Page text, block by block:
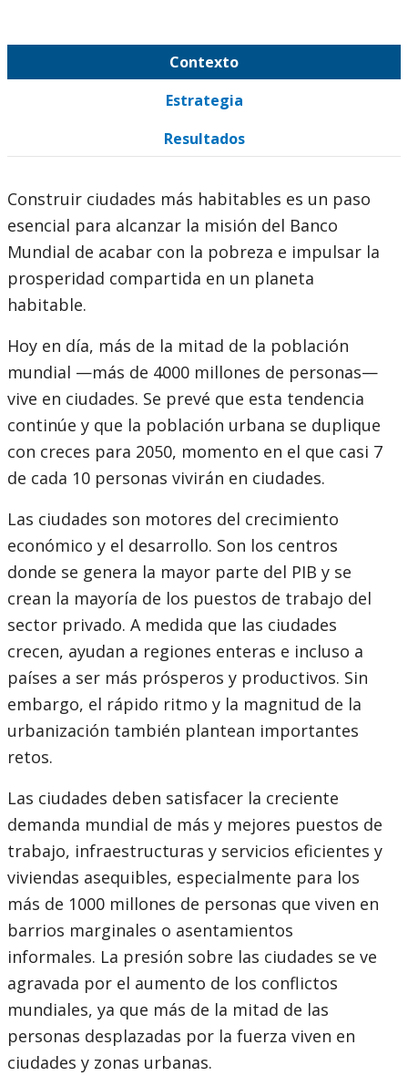
Contexto
Estrategia
Resultados
Construir ciudades más habitables es un paso
esencial para alcanzar la misión del Banco
Mundial de acabar con la pobreza e impulsar la
prosperidad compartida en un planeta
habitable.
Hoy en día, más de la mitad de la población
mundial —más de 4000 millones de personas—
vive en ciudades. Se prevé que esta tendencia
continúe y que la población urbana se duplique
con creces para 2050, momento en el que casi 7
de cada 10 personas vivirán en ciudades.
Las ciudades son motores del crecimiento
económico y el desarrollo. Son los centros
donde se genera la mayor parte del PIB y se
crean la mayoría de los puestos de trabajo del
sector privado. A medida que las ciudades
crecen, ayudan a regiones enteras e incluso a
países a ser más prósperos y productivos. Sin
embargo, el rápido ritmo y la magnitud de la
urbanización también plantean importantes
retos.
Las ciudades deben satisfacer la creciente
demanda mundial de más y mejores puestos de
trabajo, infraestructuras y servicios eficientes y
viviendas asequibles, especialmente para los
más de 1000 millones de personas que viven en
barrios marginales o asentamientos
informales. La presión sobre las ciudades se ve
agravada por el aumento de los conflictos
mundiales, ya que más de la mitad de las
personas desplazadas por la fuerza viven en
ciudades y zonas urbanas.